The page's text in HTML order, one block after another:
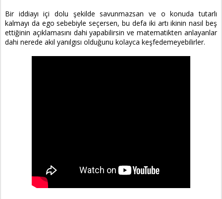
Bir iddiayı içi dolu şekilde savunmazsan ve o konuda tutarlı
kalmayı da ego sebebiyle seçersen, bu defa iki artı ikinin nasıl beş
ettiğinin açıklamasını dahi yapabilirsin ve matematikten anlayanlar
dahi nerede akıl yanılgısı olduğunu kolayca keşfedemeyebilirler.